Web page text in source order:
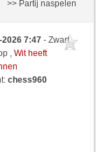
>> Partij naspelen
2026 7:47- Zwart
,Wit heeft
chess960